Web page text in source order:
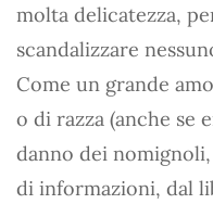
molta delicatezza,
scandalizzare
Come un grande
o di razza (anche se
danno dei
di informazioni, dal